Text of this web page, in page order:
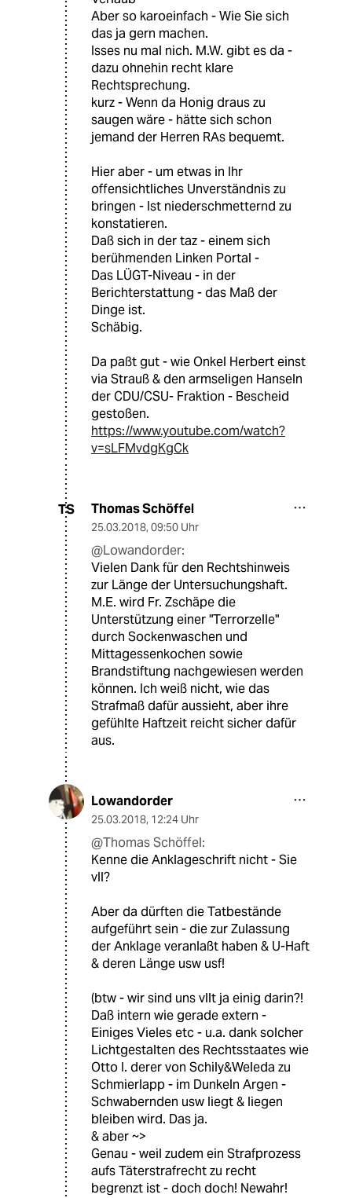
Aber so karoeinfach - Wie Sie sich
das ja gern machen.
Isses nu mal nich. M.W. gibt es da -
dazu ohnehin recht klare
Rechtsprechung.
kurz - Wenn da Honig draus zu
saugen wäre - hätte sich schon
jemand der Herren RAs bequemt.
Hier aber - um etwas in Ihr
offensichtliches Unverständnis zu
bringen - Ist niederschmetternd zu
konstatieren.
Daß sich in der taz - einem sich
berühmenden Linken Portal -
Das LÜGT-Niveau - in der
Berichterstattung - das Maß der
Dinge ist.
Schäbig.
Da paßt gut - wie Onkel Herbert einst
via Strauß & den armseligen Hanseln
der CDU/CSU- Fraktion - Bescheid
gestoßen.
https://www.youtube.com/watch?
v=sLFMvdgKgCk
TS Thomas Schöffel
25.03.2018, 09:50 Uhr
@Lowandorder:
Vielen Dank für den Rechtshinweis
zur Länge der Untersuchungshaft.
M.E. wird Fr. Zschäpe die
Unterstützung einer "Terrorzelle"
durch Sockenwaschen und
Mittagessenkochen sowie
Brandstiftung nachgewiesen werden
können. Ich weiß nicht, wie das
Strafmaß dafür aussieht, aber ihre
gefühlte Haftzeit reicht sicher dafür
aus.
Lowandorder
25.03.2018, 12:24 Uhr
@Thomas Schöffel:
Kenne die Anklageschrift nicht - Sie
vll?
Aber da dürften die Tatbestände
aufgeführt sein - die zur Zulassung
der Anklage veranlaßt haben & U-Haft
& deren Länge usw usf!
(btw - wir sind uns vllt ja einig darin?!
Daß intern wie gerade extern -
Einiges Vieles etc - u.a. dank solcher
Lichtgestalten des Rechtsstaates wie
Otto I. derer von Schily&Weleda zu
Schmierlapp - im Dunkeln Argen -
Schwabernden usw liegt & liegen
bleiben wird. Das ja.
& aber ~>
Genau - weil zudem ein Strafprozess
aufs Täterstrafrecht zu recht
begrenzt ist - doch doch! Newahr!